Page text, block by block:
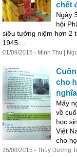
chết
Ngày
hội
siêu tưởng niệm hơn 2
1945....
01/09/2015 - Minh Thu |
cho
Mấy
về
học
Việt
cho
25/08/2015 - Thùy Dương